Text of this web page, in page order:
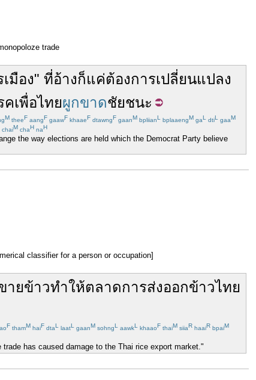
trade
มือง" ที่อ้างก็แค่ต้องการเปลี่ยนแปลง
คเพื่อไทยผูกขาดชัยชนะ
M theeF aangF gaawF khaaeF dtawngF gaanM bpliianL bplaaengM gaL dtiL gaaM
chaiM chaH naH
the way elections are held which the Democrat Party believe
classifier for a person or occupation]
ายข้าวทำให้ตลาดการส่งออกข้าวไทย
F thamM haiF dtaL laatL gaanM sohngL aawkL khaaoF thaiM siiaR haaiR bpaiM
has caused damage to the Thai rice export market."